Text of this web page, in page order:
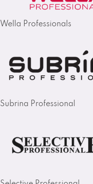
Wella Professionals
Subrina Professional